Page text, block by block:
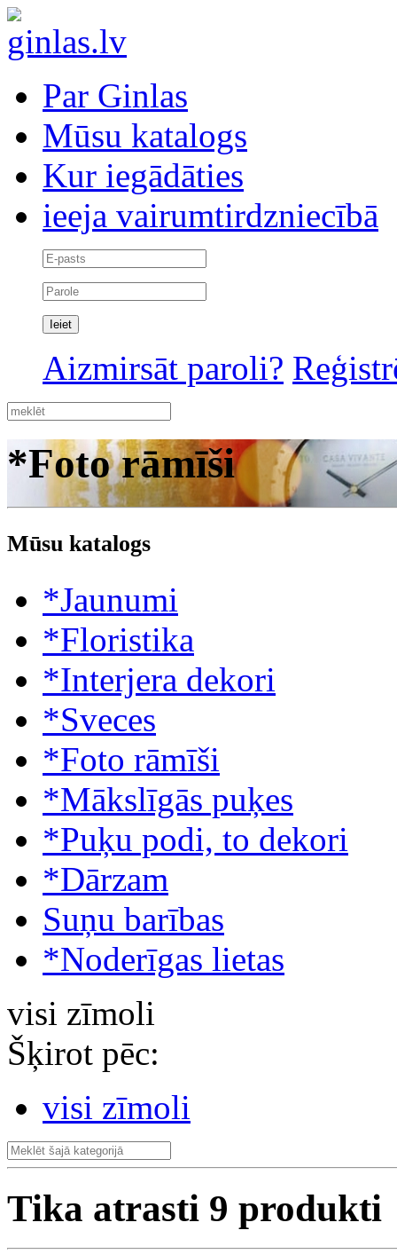
Par Ginlas
Mūsu katalogs
Kur iegādāties
ieeja vairumtirdzniecībā
Aizmirsāt paroli?
*Foto rāmīši
Mūsu katalogs
*Jaunumi
*Floristika
*Interjera dekori
*Sveces
*Foto rāmīši
*Mākslīgās puķes
*Puķu podi, to dekori
*Dārzam
Suņu barības
*Noderīgas lietas
visi zīmoli
Šķirot pēc:
visi zīmoli
Tika atrasti 9 produkti